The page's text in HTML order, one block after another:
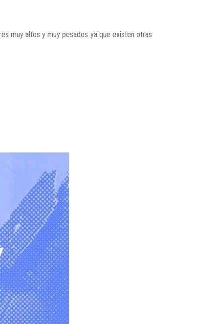
muy altos y muy pesados ya que existen otras